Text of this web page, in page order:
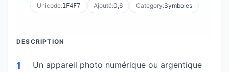
Unicode:1F4F7 Ajouté:0,6 Category:Symboles
DESCRIPTION
1
Un appareil photo numérique ou argentique